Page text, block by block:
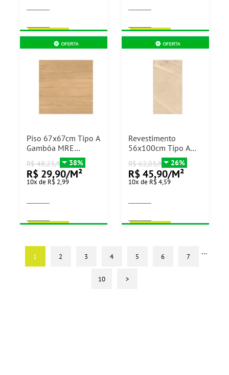
COMPRAR COMPRAR
Piso 67x67cm Tipo A
Gambôa MRE
Retificado Realle -
3,16m²
R$ 48,23/M² 38%
R$ 29,90/M²
10x de R$ 2,99
Revestimento
56x100cm Tipo A
Garda Acetinado
Retificado Cecafi -
2,25m²
R$ 62,03/M² 26%
R$ 45,90/M²
10x de R$ 4,59
1 2 3 4 5 6 7 ...
10 >